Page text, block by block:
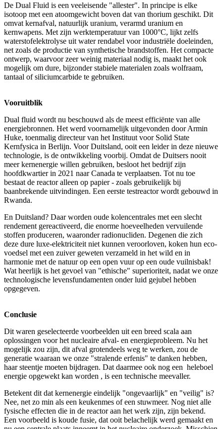
De Dual Fluid is een veeleisende "allester". In principe is elke
isotoop met een atoomgewicht boven dat van thorium geschikt. Dit
omvat kernafval, natuurlijk uranium, verarmd uranium en
kernwapens. Met zijn werktemperatuur van 1000°C, lijkt zelfs
waterstofelektrolyse uit water rendabel voor industriële doeleinden,
net zoals de productie van synthetische brandstoffen. Het compacte
ontwerp, waarvoor zeer weinig materiaal nodig is, maakt het ook
mogelijk om dure, bijzonder stabiele materialen zoals wolfraam,
tantaal of siliciumcarbide te gebruiken.
Vooruitblik
Dual fluid wordt nu beschouwd als de meest efficiënte van alle
energiebronnen. Het werd voornamelijk uitgevonden door Armin
Huke, toenmalig directeur van het Instituut voor Solid State
Kernfysica in Berlijn. Voor Duitsland, ooit een leider in deze nieuwe
technologie, is de ontwikkeling voorbij. Omdat de Duitsers nooit
meer kernenergie willen gebruiken, besloot het bedrijf zijn
hoofdkwartier in 2021 naar Canada te verplaatsen. Tot nu toe
bestaat de reactor alleen op papier - zoals gebruikelijk bij
baanbrekende uitvindingen. Een eerste testreactor wordt gebouwd in
Rwanda.
En Duitsland? Daar worden oude kolencentrales met een slecht
rendement gereactiveerd, die enorme hoeveelheden vervuilende
stoffen produceren, waaronder radionucliden. Degenen die zich
deze dure luxe-elektriciteit niet kunnen veroorloven, koken hun eco-
voedsel met een zuiver geweten verzameld in het wild en in
harmonie met de natuur op een open vuur op een oude vuilnisbak!
Wat heerlijk is het gevoel van "ethische" superioriteit, nadat we onze
technologische levensfundamenten onder luid gejubel hebben
opgegeven.
Conclusie
Dit waren geselecteerde voorbeelden uit een breed scala aan
oplossingen voor het nucleaire afval- en energieprobleem. Nu het
mogelijk zou zijn, dit afval grotendeels weg te werken, zou de
generatie waaraan we onze "stralende erfenis" te danken hebben,
haar steentje moeten bijdragen. Dat daarmee ook nog een heleboel
energie opgewekt kan worden , is een technische meevaller.
Betekent dit dat kernenergie eindelijk "ongevaarlijk" en "veilig" is?
Nee, net zo min als een keukenmes of een stuwmeer. Nog niet alle
fysische effecten die in de reactor aan het werk zijn, zijn bekend.
Een voorbeeld is koude fusie, dat ooit belachelijk werd gemaakt en